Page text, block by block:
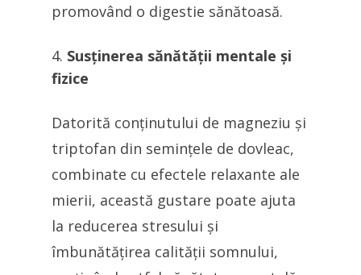
promovând o digestie sănătoasă.
Susținerea sănătății mentale și
fizice
Datorită conținutului de magneziu și
triptofan din semințele de dovleac,
combinate cu efectele relaxante ale
mierii, această gustare poate ajuta
la reducerea stresului și
îmbunătățirea calității somnului,